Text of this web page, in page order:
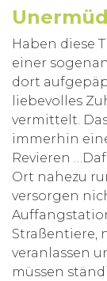
Haben diese
einer
dort
liebevolles
vermittelt.
immerhin
Revieren
Ort nahezu
versorgen
Straßentiere,
veranlassen
müssen